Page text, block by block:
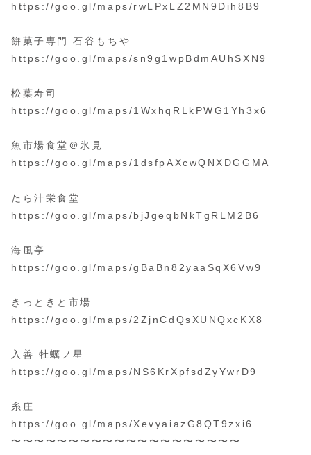
https://goo.gl/maps/rwLPxLZ2MN9Dih8B9
餅菓子専門 石谷もちや
https://goo.gl/maps/sn9g1wpBdmAUhSXN9
松葉寿司
https://goo.gl/maps/1WxhqRLkPWG1Yh3x6
魚市場食堂＠氷見
https://goo.gl/maps/1dsfpAXcwQNXDGGMA
たら汁栄食堂
https://goo.gl/maps/bjJgeqbNkTgRLM2B6
海風亭
https://goo.gl/maps/gBaBn82yaaSqX6Vw9
きっときと市場
https://goo.gl/maps/2ZjnCdQsXUNQxcKX8
入善 牡蠣ノ星
https://goo.gl/maps/NS6KrXpfsdZyYwrD9
糸庄
https://goo.gl/maps/XevyaiazG8QT9zxi6
〜〜〜〜〜〜〜〜〜〜〜〜〜〜〜〜〜〜〜〜